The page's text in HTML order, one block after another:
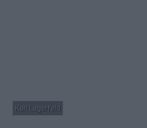
Karl Lagerfeld